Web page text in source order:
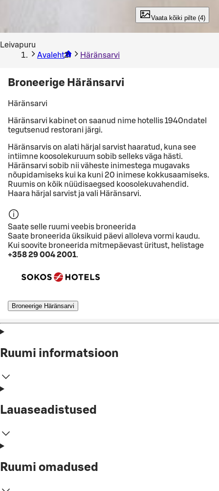
Vaata kõiki pilte (4)
Leivapuru
Avaleht
Häränsarvi
Broneerige Häränsarvi
Häränsarvi
Häränsarvi kabinet on saanud nime hotellis 1940ndatel
tegutsenud restorani järgi.
Häränsarvis on alati härjal sarvist haaratud, kuna see
intiimne koosolekuruum sobib selleks väga hästi.
Häränsarvi sobib nii väheste inimestega mugavaks
nõupidamiseks kui ka kuni 20 inimese kokkusaamiseks.
Ruumis on kõik nüüdisaegsed koosolekuvahendid.
Haara härjal sarvist ja vali Häränsarvi.
Saate selle ruumi veebis broneerida
Saate broneerida üksikuid päevi alloleva vormi kaudu.
Kui soovite broneerida mitmepäevast üritust, helistage
+358 29 004 2001.
Broneerige Häränsarvi
Ruumi informatsioon
Lauaseadistused
Ruumi omadused